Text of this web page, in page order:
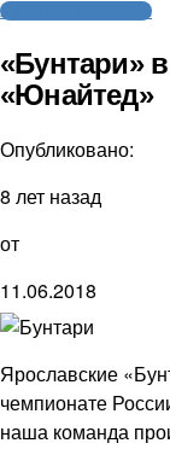
Американский футбол
«Бунтари»
«Юнайтед»
Опубликовано:
8 лет назад
от
11.06.2018
Ярославские
чемпионате
наша команда